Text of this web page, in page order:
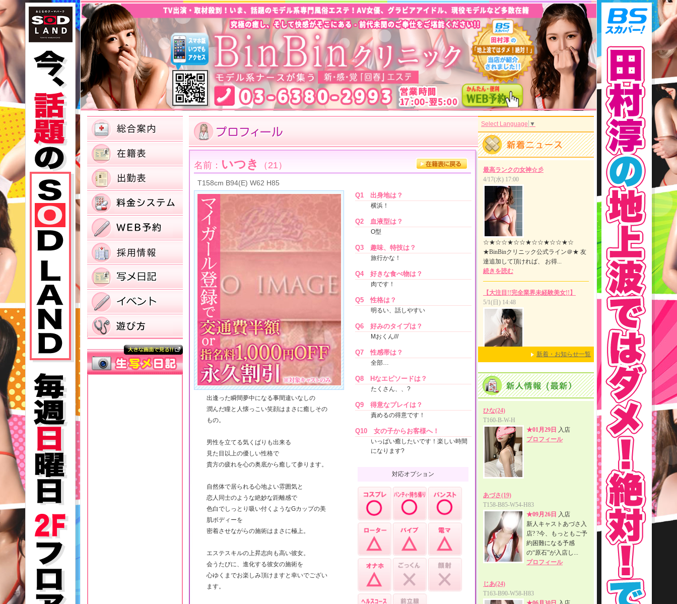
名前： いつき （21）
T158cm B94(E) W62 H85
出逢った瞬間夢中になる事間違いなしの
潤んだ瞳と人懐っこい笑顔はまさに癒しその
もの。
男性を立てる気くばりも出来る
見た目以上の優しい性格で
貴方の疲れを心の奥底から癒して参ります。
自然体で居られる心地よい雰囲気と
恋人同士のような絶妙な距離感で
色白でしっとり吸い付くようなGカップの美
肌ボディーを
密着させながらの施術はまさに極上。
エステスキルの上昇志向も高い彼女。
会うたびに、進化する彼女の施術を
心ゆくまでお楽しみ頂けますと幸いでござい
ます。
Q1 出身地は？
横浜！
Q2 血液型は？
O型
Q3 趣味、特技は？
旅行かな！
Q4 好きな食べ物は？
肉です！
Q5 性格は？
明るい、話しやすい
Q6 好みのタイプは？
Мおくん///
Q7 性感帯は？
全部…
Q8 Hなエピソードは？
たくさん、、?
Q9 得意なプレイは？
責めるの得意です！
Q10 女の子からお客様へ！
いっぱい癒したいです！楽しい時間
になります?
対応オプション
Select Language ▼
新着・お知らせ一覧